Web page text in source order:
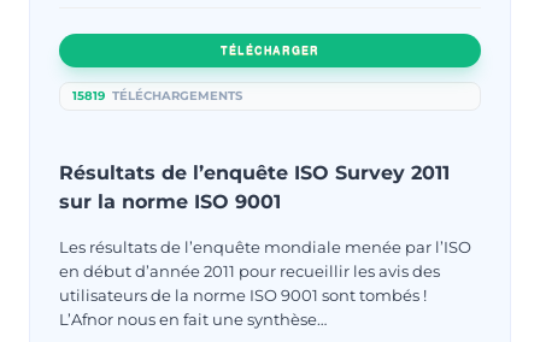
TÉLÉCHARGER
15819 TÉLÉCHARGEMENTS
Résultats de l’enquête ISO Survey 2011
sur la norme ISO 9001
Les résultats de l’enquête mondiale menée par l’ISO
en début d’année 2011 pour recueillir les avis des
utilisateurs de la norme ISO 9001 sont tombés !
L’Afnor nous en fait une synthèse…